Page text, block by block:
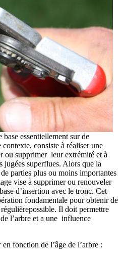
essentiellement sur de
consiste à réaliser une
ou supprimer leur extrémité et à
jugées superflues. Alors que la
parties plus ou moins importantes
vise à supprimer ou renouveler
d’insertion avec le tronc. Cet
fondamentale pour obtenir de
Il doit permettre
l’arbre et a une influence
fonction de l’âge de l’arbre :